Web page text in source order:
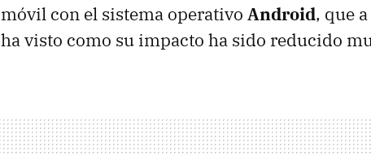
móvil con el sistema operativo Android, que
ha visto como su impacto ha sido reducido